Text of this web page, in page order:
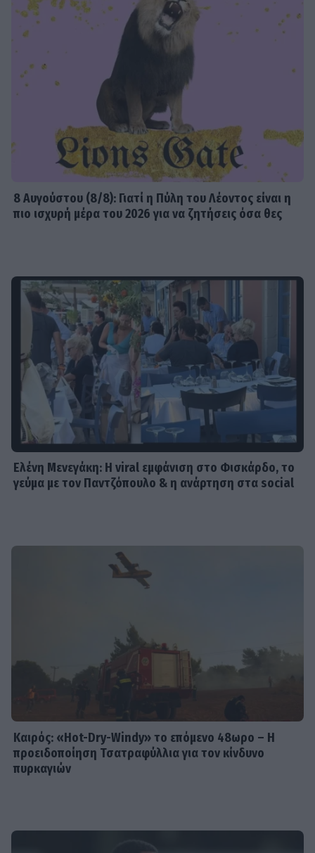
8 Aυγούστου (8/8): Γιατί η Πύλη του Λέοντος είναι η
πιο ισχυρή μέρα του 2026 για να ζητήσεις όσα θες
Ελένη Μενεγάκη: Η viral εμφάνιση στο Φισκάρδο, το
γεύμα με τον Παντζόπουλο & η ανάρτηση στα social
Καιρός: «Hot-Dry-Windy» το επόμενο 48ωρο – Η
προειδοποίηση Τσατραφύλλια για τον κίνδυνο
πυρκαγιών